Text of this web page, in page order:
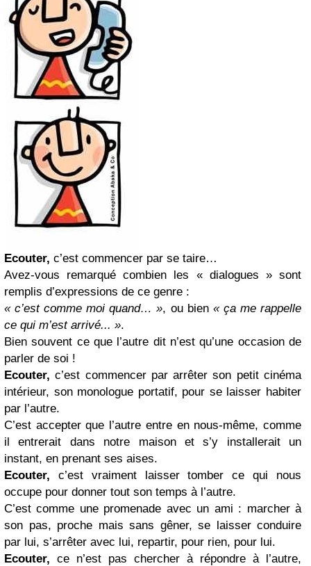
Ecouter, c’est commencer par se taire…
Avez-vous remarqué combien les « dialogues » sont
remplis d’expressions de ce genre :
« c’est comme moi quand… », ou bien « ça me rappelle
ce qui m’est arrivé... ».
Bien souvent ce que l’autre dit n’est qu’une occasion de
parler de soi !
Ecouter, c’est commencer par arrêter son petit cinéma
intérieur, son monologue portatif, pour se laisser habiter
par l’autre.
C’est accepter que l’autre entre en nous-même, comme
il entrerait dans notre maison et s’y installerait un
instant, en prenant ses aises.
Ecouter, c’est vraiment laisser tomber ce qui nous
occupe pour donner tout son temps à l’autre.
C’est comme une promenade avec un ami : marcher à
son pas, proche mais sans gêner, se laisser conduire
par lui, s’arrêter avec lui, repartir, pour rien, pour lui.
Ecouter, ce n’est pas chercher à répondre à l’autre,